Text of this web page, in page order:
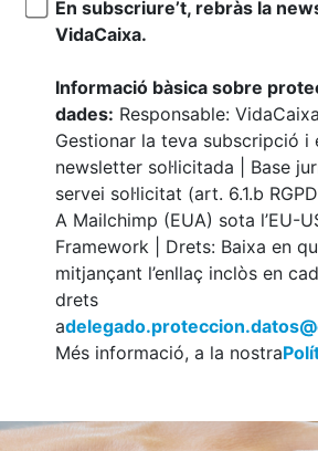
En subscriure’t, rebràs la
VidaCaixa.
Informació bàsica sobre
dades: Responsable:
Gestionar la teva subscripció i
newsletter sol·licitada | Base
servei sol·licitat (art. 6.1.b
A Mailchimp (EUA) sota l’EU-
Framework | Drets: Baixa en
mitjançant l’enllaç inclòs en
drets
a
Més informació, a la nostra